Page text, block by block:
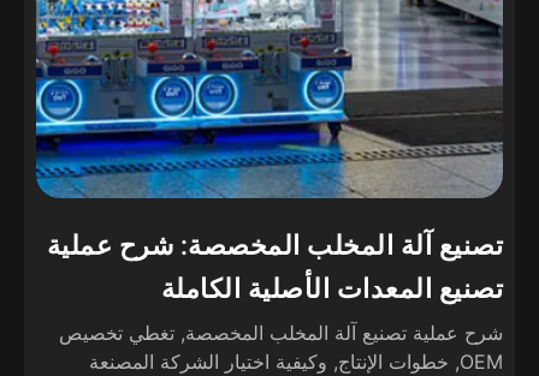
تصنيع آلة المخلب المخصصة: شرح عملية
تصنيع المعدات الأصلية الكاملة
شرح عملية تصنيع آلة المخلب المخصصة, تغطي تخصيص
OEM, خطوات الإنتاج, وكيفية اختيار الشركة المصنعة